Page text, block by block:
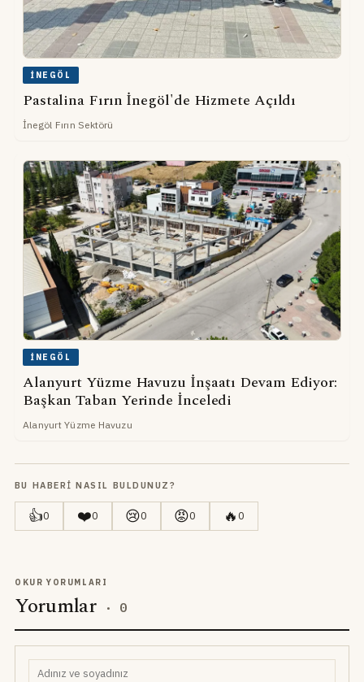
İNEGÖL
Pastalina Fırın İnegöl'de Hizmete Açıldı
İnegöl Fırın Sektörü
İNEGÖL
Alanyurt Yüzme Havuzu İnşaatı Devam Ediyor:
Başkan Taban Yerinde İnceledi
Alanyurt Yüzme Havuzu
BU HABERI NASIL BULDUNUZ?
👍0 ❤️0 😢0 😡0 🔥0
OKUR YORUMLARI
Yorumlar · 0